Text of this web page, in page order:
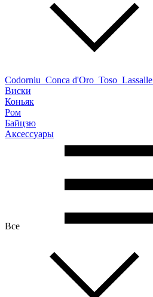
Codorniu Conca d'Oro Toso Lassalle
Виски
Коньяк
Ром
Байцзю
Аксессуары
Все